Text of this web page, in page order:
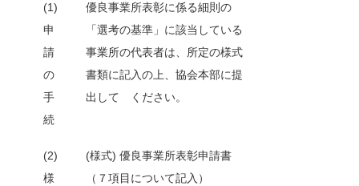
(1)
申
請
の
手
続
優良事業所表彰に係る細則の
「選考の基準」に該当している
事業所の代表者は、所定の様式
書類に記入の上、協会本部に提
出して ください。
(2)
様
(様式) 優良事業所表彰申請書
（７項目について記入）